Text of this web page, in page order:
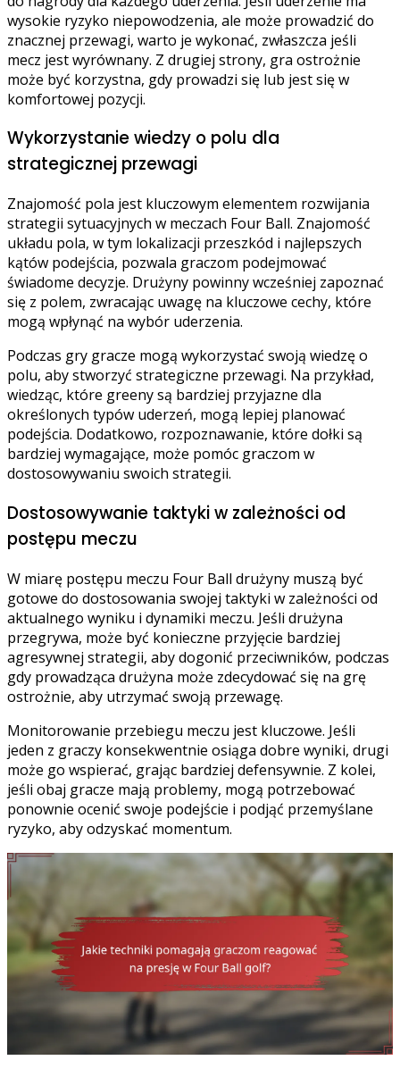
wysokie ryzyko niepowodzenia, ale może prowadzić do
znacznej przewagi, warto je wykonać, zwłaszcza jeśli
mecz jest wyrównany. Z drugiej strony, gra ostrożnie
może być korzystna, gdy prowadzi się lub jest się w
komfortowej pozycji.
Wykorzystanie wiedzy o polu dla
strategicznej przewagi
Znajomość pola jest kluczowym elementem rozwijania
strategii sytuacyjnych w meczach Four Ball. Znajomość
układu pola, w tym lokalizacji przeszkód i najlepszych
kątów podejścia, pozwala graczom podejmować
świadome decyzje. Drużyny powinny wcześniej zapoznać
się z polem, zwracając uwagę na kluczowe cechy, które
mogą wpłynąć na wybór uderzenia.
Podczas gry gracze mogą wykorzystać swoją wiedzę o
polu, aby stworzyć strategiczne przewagi. Na przykład,
wiedząc, które greeny są bardziej przyjazne dla
określonych typów uderzeń, mogą lepiej planować
podejścia. Dodatkowo, rozpoznawanie, które dołki są
bardziej wymagające, może pomóc graczom w
dostosowywaniu swoich strategii.
Dostosowywanie taktyki w zależności od
postępu meczu
W miarę postępu meczu Four Ball drużyny muszą być
gotowe do dostosowania swojej taktyki w zależności od
aktualnego wyniku i dynamiki meczu. Jeśli drużyna
przegrywa, może być konieczne przyjęcie bardziej
agresywnej strategii, aby dogonić przeciwników, podczas
gdy prowadząca drużyna może zdecydować się na grę
ostrożnie, aby utrzymać swoją przewagę.
Monitorowanie przebiegu meczu jest kluczowe. Jeśli
jeden z graczy konsekwentnie osiąga dobre wyniki, drugi
może go wspierać, grając bardziej defensywnie. Z kolei,
jeśli obaj gracze mają problemy, mogą potrzebować
ponownie ocenić swoje podejście i podjąć przemyślane
ryzyko, aby odzyskać momentum.